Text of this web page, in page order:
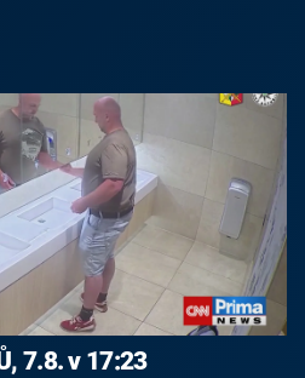
7.8. v 17:23